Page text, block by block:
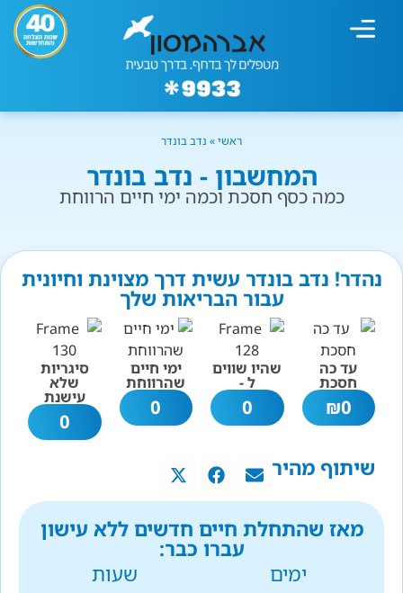
ראשי» נדב בונדר
המחשבון - נדב בונדר
כמה כסף חסכת וכמה ימי חיים הרווחת
נהדר! נדב בונדר עשית דרך מצוינת וחיונית
עבור הבריאות שלך
עד כה
חסכת
0
₪
שהיו שווים
ל -
0
ימי חיים
שהרווחת
0
סיגריות
שלא
עישנת
0
שיתוף מהיר
מאז שהתחלת חיים חדשים ללא עישון
עברו כבר:
ימים
שעות